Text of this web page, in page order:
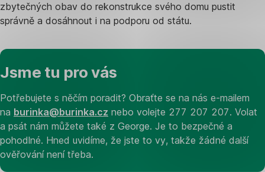
zbytečných obav do rekonstrukce svého domu pustit
správně a dosáhnout i na podporu od státu.
Jsme tu pro vás
Potřebujete s něčím poradit? Obraťte se na nás e-mailem
na burinka@burinka.cz nebo volejte 277 207 207. Volat
a psát nám můžete také z George. Je to bezpečné a
pohodlné. Hned uvidíme, že jste to vy, takže žádné další
ověřování není třeba.